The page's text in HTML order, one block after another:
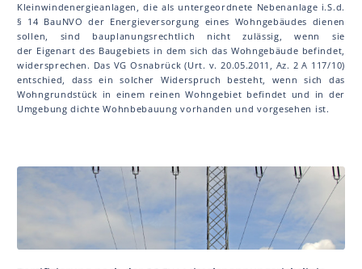
Kleinwindenergieanlagen, die als untergeordnete Nebenanlage i.S.d.
§ 14 BauNVO der Energieversorgung eines Wohngebäudes dienen
sollen, sind bauplanungsrechtlich nicht zulässig, wenn sie
der Eigenart des Baugebiets in dem sich das Wohngebäude befindet,
widersprechen. Das VG Osnabrück (Urt. v. 20.05.2011, Az. 2 A 117/10)
entschied, dass ein solcher Widerspruch besteht, wenn sich das
Wohngrundstück in einem reinen Wohngebiet befindet und in der
Umgebung dichte Wohnbebauung vorhanden und vorgesehen ist.